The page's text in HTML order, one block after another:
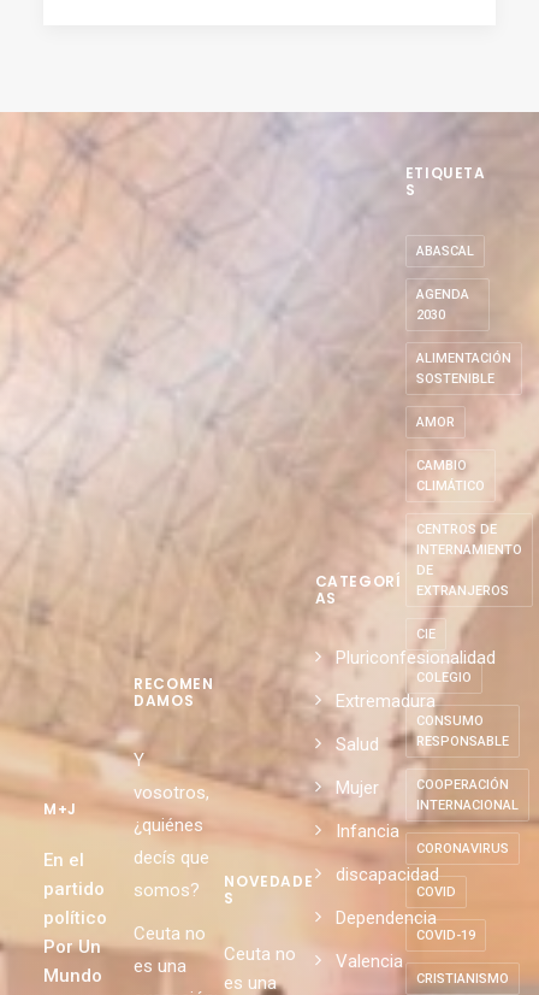
M+J
En el
partido
político
Por Un
Mundo
RECOMEN
DAMOS
Y
vosotros,
¿quiénes
decís que
somos?
Ceuta no
es una
NOVEDADE
S
Ceuta no
es una
CATEGORÍ
AS
Pluriconfesionalidad
Extremadura
Salud
Mujer
Infancia
discapacidad
Dependencia
Valencia
ETIQUETA
S
ABASCAL
AGENDA
2030
ALIMENTACIÓN
SOSTENIBLE
AMOR
CAMBIO
CLIMÁTICO
CENTROS DE
INTERNAMIENTO
DE
EXTRANJEROS
CIE
COLEGIO
CONSUMO
RESPONSABLE
COOPERACIÓN
INTERNACIONAL
CORONAVIRUS
COVID
COVID-19
CRISTIANISMO